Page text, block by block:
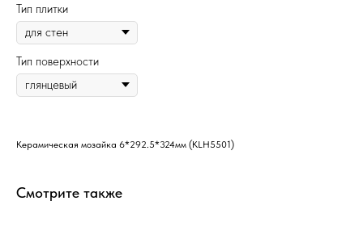
Тип плитки
Тип поверхности
Керамическая мозайка 6*292.5*324мм (KLH5501)
Смотрите также